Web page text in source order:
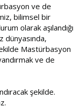
ve de
bilimsel bir
olarak aşılandığı
dünyasında,
Mastürbasyon
ve de
şekilde.